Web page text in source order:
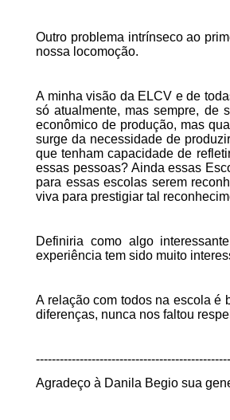
Outro problema intrínseco ao
nossa locomoção.
A minha visão da ELCV e de
só atualmente, mas sempre, de
econômico de produção, mas
surge da necessidade de
que tenham capacidade de
essas pessoas? Ainda essas
para essas escolas serem
viva para prestigiar tal
Definiria como algo
experiência tem sido muito
A relação com todos na escola é
diferenças, nunca nos faltou
Agradeço à Danila Begio sua